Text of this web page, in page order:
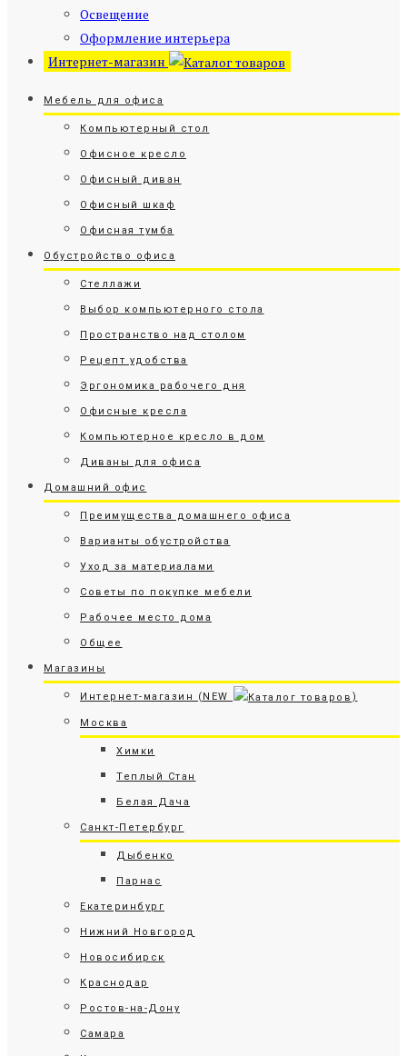
Освещение
Оформление интерьера
Интернет-магазин
Мебель для офиса
Компьютерный стол
Офисное кресло
Офисный диван
Офисный шкаф
Офисная тумба
Обустройство офиса
Стеллажи
Выбор компьютерного стола
Пространство над столом
Рецепт удобства
Эргономика рабочего дня
Офисные кресла
Компьютерное кресло в дом
Диваны для офиса
Домашний офис
Преимущества домашнего офиса
Варианты обустройства
Уход за материалами
Советы по покупке мебели
Рабочее место дома
Общее
Магазины
Интернет-магазин (NEW )
Москва
Химки
Теплый Стан
Белая Дача
Санкт-Петербург
Дыбенко
Парнас
Екатеринбург
Нижний Новгород
Новосибирск
Краснодар
Ростов-на-Дону
Самара